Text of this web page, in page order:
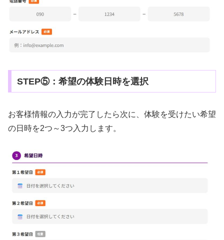
STEP⑤：希望の体験日時を選択
お客様情報の入力が完了したら次に、体験を受けたい希望
の日時を2つ～3つ入力します。